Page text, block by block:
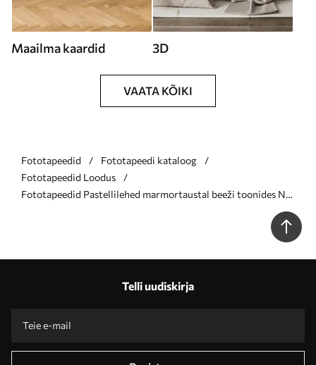
Maailma kaardid 3D
VAATA KÕIKI
Fototapeedid
Fototapeedi kataloog
Fototapeedid Loodus
Fototapeedid Pastellilehed marmortaustal beeži toonides Nr
Telli uudiskirja